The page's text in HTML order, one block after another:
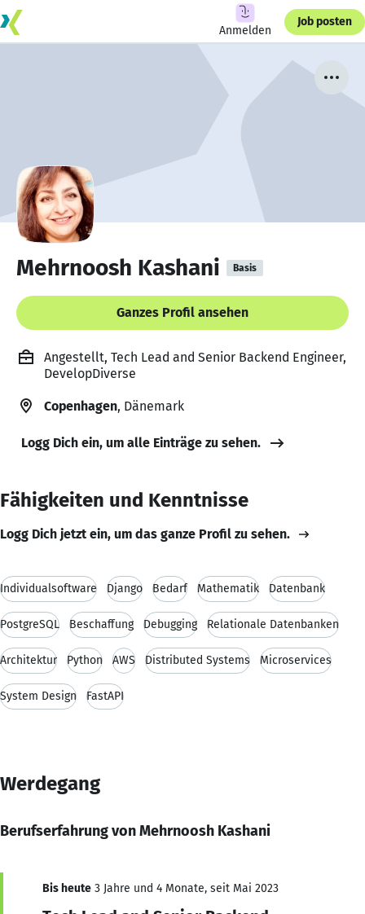
Anmelden
Job posten
Mehrnoosh Kashani Basis
Ganzes Profil ansehen
Angestellt, Tech Lead and Senior Backend Engineer,
DevelopDiverse
Copenhagen, Dänemark
Logg Dich ein, um alle Einträge zu sehen.
Fähigkeiten und Kenntnisse
Logg Dich jetzt ein, um das ganze Profil zu sehen.
Individualsoftware Django Bedarf Mathematik Datenbank
PostgreSQL Beschaffung Debugging Relationale Datenbanken
Architektur Python AWS Distributed Systems Microservices
System Design FastAPI
Werdegang
Berufserfahrung von Mehrnoosh Kashani
Bis heute 3 Jahre und 4 Monate, seit Mai 2023